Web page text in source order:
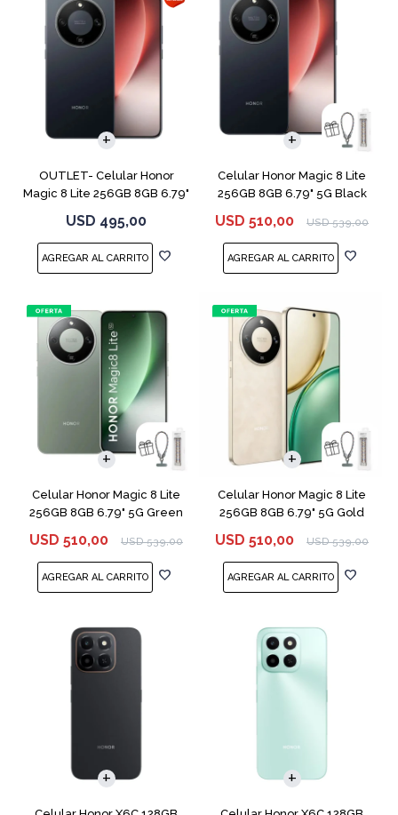
OUTLET- Celular Honor
Magic 8 Lite 256GB 8GB 6.79"
USD 495,00
Celular Honor Magic 8 Lite
256GB 8GB 6.79" 5G Black
USD 510,00 USD 539,00
COMPARAR
Celular Honor Magic 8 Lite
256GB 8GB 6.79" 5G Green
USD 510,00 USD 539,00
COMPARAR
Celular Honor Magic 8 Lite
256GB 8GB 6.79" 5G Gold
USD 510,00 USD 539,00
COMPARAR
COMPARAR COMPARAR